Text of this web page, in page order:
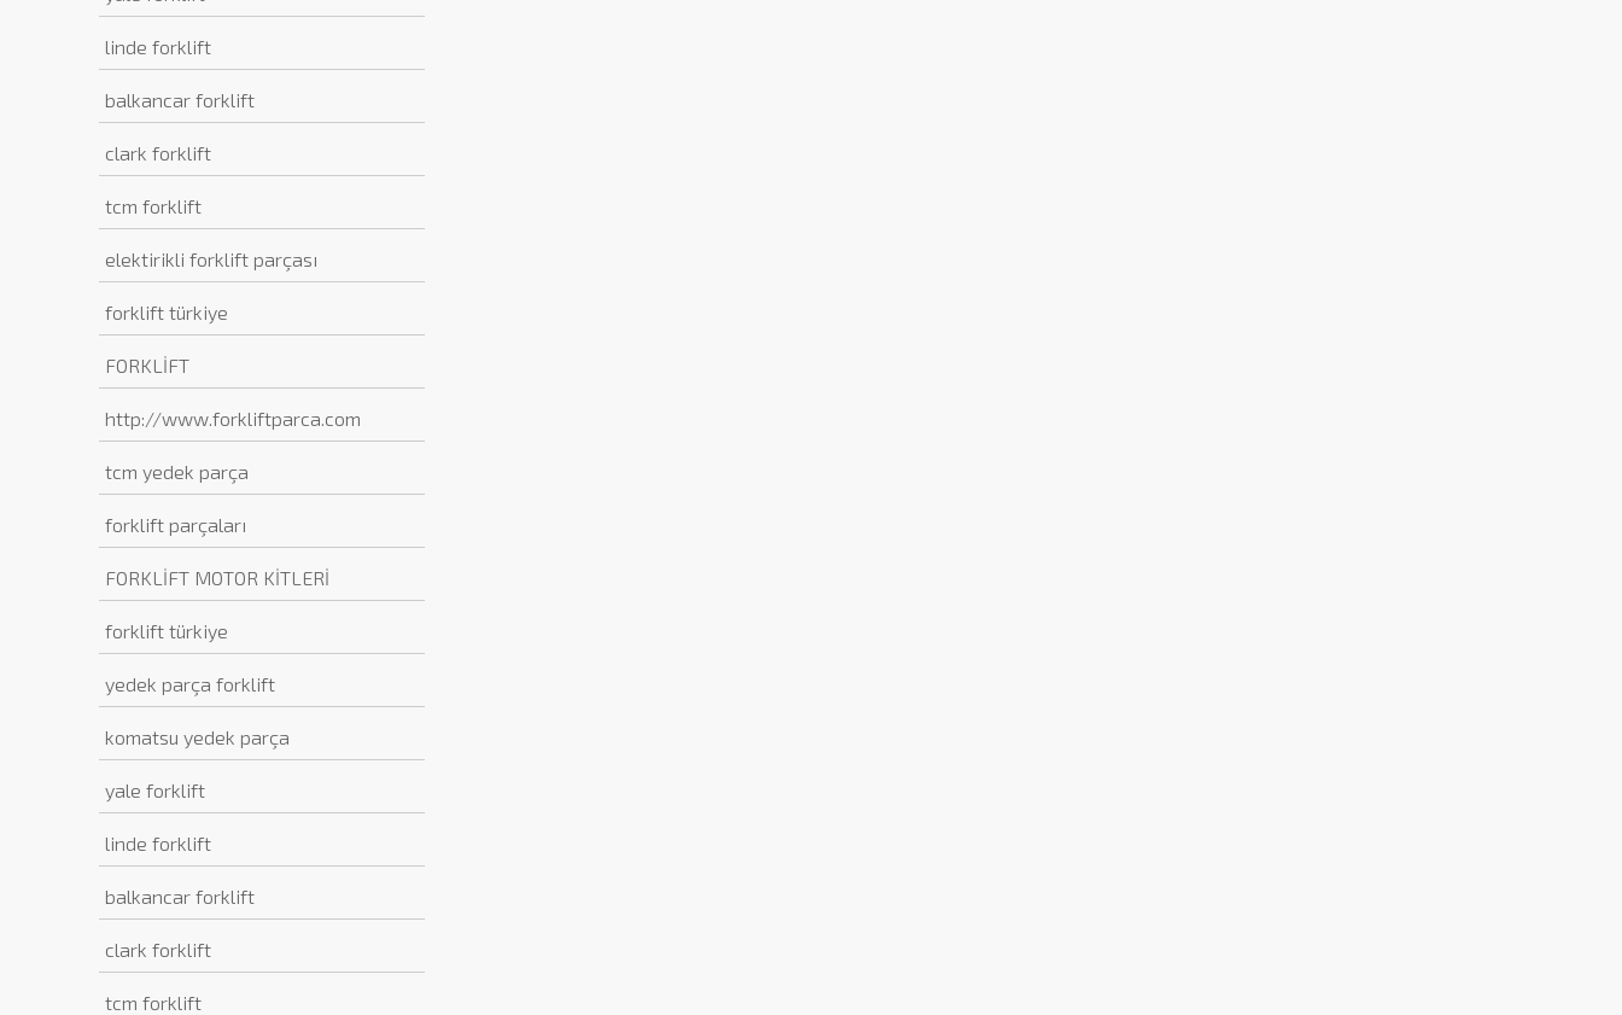
linde forklift
balkancar forklift
clark forklift
tcm forklift
elektirikli forklift parçası
forklift türkiye
FORKLİFT
http://www.forkliftparca.com
tcm yedek parça
forklift parçaları
FORKLİFT MOTOR KİTLERİ
forklift türkiye
yedek parça forklift
komatsu yedek parça
yale forklift
linde forklift
balkancar forklift
clark forklift
tcm forklift